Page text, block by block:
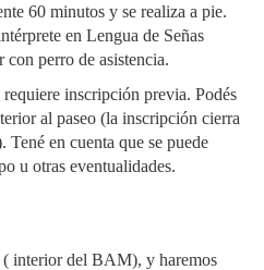
60 minutos y se realiza a pie.
en Lengua de Señas
perro de asistencia.
inscripción previa. Podés
al paseo (la inscripción cierra
Tené en cuenta que se puede
u otras eventualidades.
( interior del BAM), y haremos